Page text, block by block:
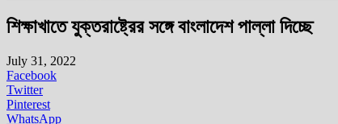
শিক্ষাখাতে যুক্তরাষ্ট্রের সঙ্গে বাংলাদেশ পাল্লা দিচ্ছে
July 31, 2022
Facebook
Twitter
Pinterest
WhatsApp